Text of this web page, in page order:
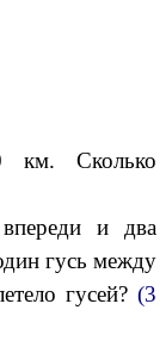
км. Сколько
и два
гусь между
гусей? (3